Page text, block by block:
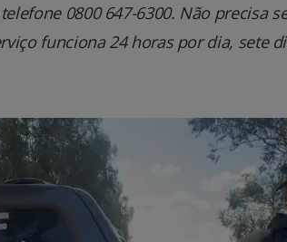
0800 647-6300. Não precisa
funciona 24 horas por dia, sete